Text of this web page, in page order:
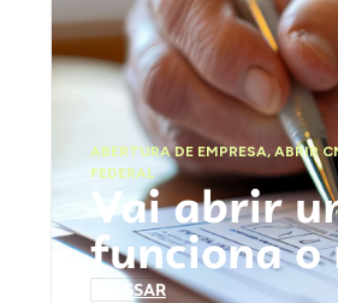
ABERTURA DE EMPRESA,ABRIR
FEDERAL
Vai abrir
funciona o
ACESSAR